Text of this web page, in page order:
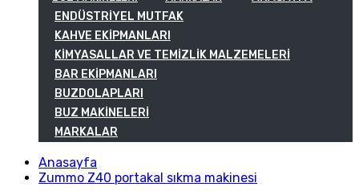
ENDÜSTRIYEL MUTFAK
KAHVE EKIPMANLARI
KIMYASALLAR VE TEMIZLIK MALZEMELERI
BAR EKIPMANLARI
BUZDOLAPLARI
BUZ MAKINELERI
MARKALAR
Anasayfa
Zummo Z40 portakal sıkma makinesi